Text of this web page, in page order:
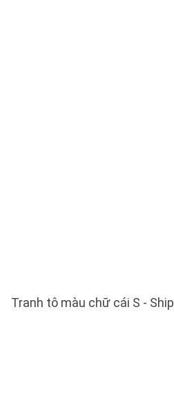
Tranh tô màu chữ cái S - Ship